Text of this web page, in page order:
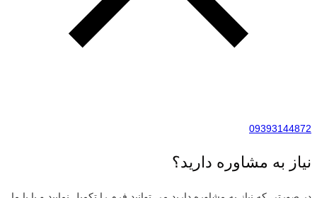
09393144872
نیاز به مشاوره دارید؟